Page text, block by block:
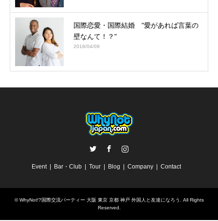
国際恋愛・国際結婚 "愛があれば言葉の
壁なんて！？"
2018/04/09
Event Bar・Club Tour Blog Company Contact
©WhyNot!?国際交流パーティー 大阪 東京 京都 神戸 外国人と友達になろう. All Rights
Reserved.